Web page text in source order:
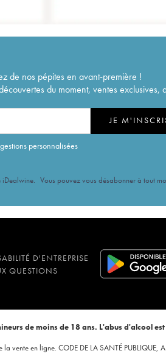
de nos pépites en avant-première !
du moment, ventes exclusives,
personnalisées
JE
Vous pouvez vous désabonner à tout
D'ENTREPRISE
QUESTIONS
de moins de 18 ans. L'abus d'alcool
vente en ligne. CODE DE LA SANTÉ PUBLIQUE,